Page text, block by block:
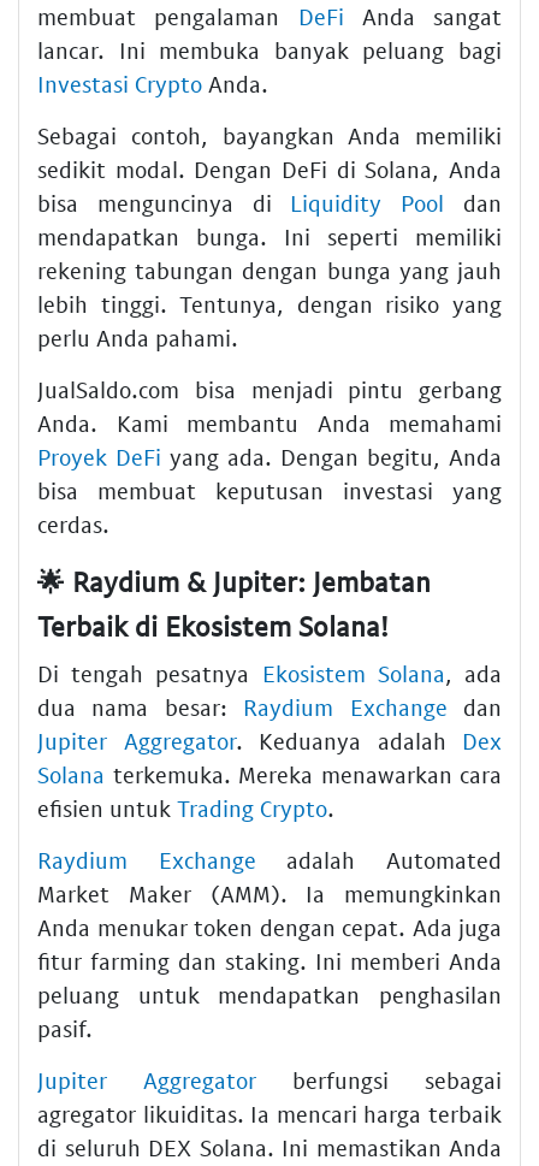
membuat pengalaman DeFi Anda sangat
lancar. Ini membuka banyak peluang bagi
Investasi Crypto Anda.
Sebagai contoh, bayangkan Anda memiliki
sedikit modal. Dengan DeFi di Solana, Anda
bisa menguncinya di Liquidity Pool dan
mendapatkan bunga. Ini seperti memiliki
rekening tabungan dengan bunga yang jauh
lebih tinggi. Tentunya, dengan risiko yang
perlu Anda pahami.
JualSaldo.com bisa menjadi pintu gerbang
Anda. Kami membantu Anda memahami
Proyek DeFi yang ada. Dengan begitu, Anda
bisa membuat keputusan investasi yang
cerdas.
🌟 Raydium & Jupiter: Jembatan
Terbaik di Ekosistem Solana!
Di tengah pesatnya Ekosistem Solana, ada
dua nama besar: Raydium Exchange dan
Jupiter Aggregator. Keduanya adalah Dex
Solana terkemuka. Mereka menawarkan cara
efisien untuk Trading Crypto.
Raydium Exchange adalah Automated
Market Maker (AMM). Ia memungkinkan
Anda menukar token dengan cepat. Ada juga
fitur farming dan staking. Ini memberi Anda
peluang untuk mendapatkan penghasilan
pasif.
Jupiter Aggregator berfungsi sebagai
agregator likuiditas. Ia mencari harga terbaik
di seluruh DEX Solana. Ini memastikan Anda